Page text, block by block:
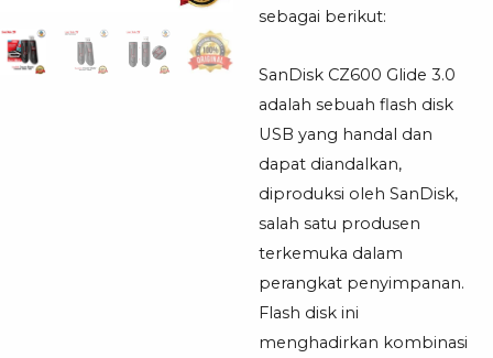
sebagai berikut:
SanDisk CZ600 Glide 3.0
adalah sebuah flash disk
USB yang handal dan
dapat diandalkan,
diproduksi oleh SanDisk,
salah satu produsen
terkemuka dalam
perangkat penyimpanan.
Flash disk ini
menghadirkan kombinasi